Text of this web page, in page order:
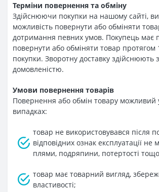
Терміни повернення та обміну
Здійснюючи покупки на нашому сайті,
можливість повернути або обміняти
дотримання певних умов. Покупець має
повернути або обміняти товар протягом
покупки. Зворотну доставку здійснюють
домовленістю.
Умови повернення товарів
Повернення або обмін товару можливий
випадках:
товар не використовувався після
відповідних ознак експлуатації не
плями, подряпини, потертості
товар має товарний вигляд,
властивості;